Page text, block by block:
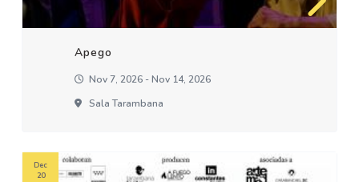
Apego
Nov 7, 2026 - Nov 14, 2026
Sala Tarambana
Dec
20